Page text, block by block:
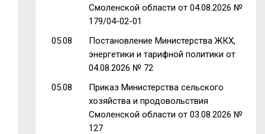
Смоленской области от 04.08.2026 №
179/04-02-01
05.08
Постановление Министерства ЖКХ,
энергетики и тарифной политики от
04.08.2026 № 72
05.08
Приказ Министерства сельского
хозяйства и продовольствия
Смоленской области от 03.08.2026 №
127